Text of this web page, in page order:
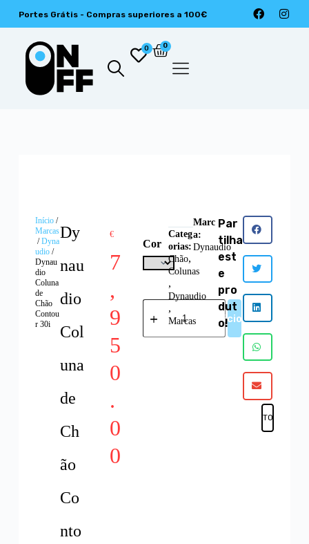
Portes Grátis - Compras superiores a 100€
0 0
Início/
Marcas
/Dyna
udio/
Dynau
dio
Coluna
de
Chão
Contou
r 30i
Dy
nau
dio
Col
una
de
Ch
ão
Co
nto
€
7
,
9
5
0
.
0
0
Cor
Adicionar
Categ
orias:
Chão,
Colunas
,
Dynaudio
,
Marcas
Marc
a:
Dynaudio
Par
tilha
est
e
pro
dut
o!
FAVORITOS